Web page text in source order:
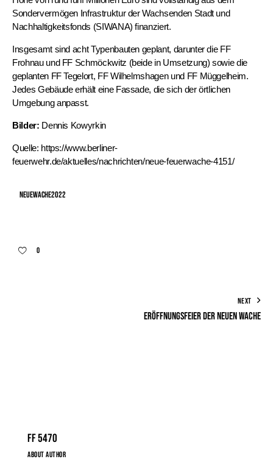
Sondervermögen Infrastruktur der Wachsenden Stadt und
Nachhaltigkeitsfonds (SIWANA) finanziert.
Insgesamt sind acht Typenbauten geplant, darunter die FF
Frohnau und FF Schmöckwitz (beide in Umsetzung) sowie die
geplanten FF Tegelort, FF Wilhelmshagen und FF Müggelheim.
Jedes Gebäude erhält eine Fassade, die sich der örtlichen
Umgebung anpasst.
Bilder: Dennis Kowyrkin
Quelle: https://www.berliner-
feuerwehr.de/aktuelles/nachrichten/neue-feuerwache-4151/
NeueWache2022
0
NEXT
Eröffnungsfeier der neuen Wache
FF 5470
ABOUT AUTHOR